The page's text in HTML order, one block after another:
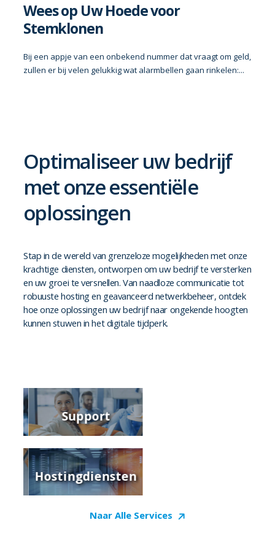
Wees op Uw Hoede voor
Stemklonen
Bij een appje van een onbekend nummer dat vraagt om geld,
zullen er bij velen gelukkig wat alarmbellen gaan rinkelen:...
Optimaliseer uw bedrijf
met onze essentiële
oplossingen
Stap in de wereld van grenzeloze mogelijkheden met onze
krachtige diensten, ontworpen om uw bedrijf te versterken
en uw groei te versnellen. Van naadloze communicatie tot
robuuste hosting en geavanceerd netwerkbeheer, ontdek
hoe onze oplossingen uw bedrijf naar ongekende hoogten
kunnen stuwen in het digitale tijdperk.
Support
Hostingdiensten Cloud Oplossingen
Naar Alle Services